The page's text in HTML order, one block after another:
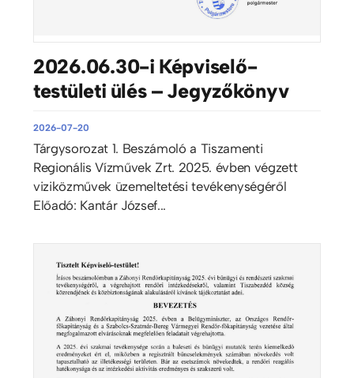
2026.06.30-i Képviselő-
testületi ülés – Jegyzőkönyv
2026-07-20
Tárgysorozat 1. Beszámoló a Tiszamenti
Regionális Vízművek Zrt. 2025. évben végzett
viziközművek üzemeltetési tevékenységéről
Előadó: Kantár József...